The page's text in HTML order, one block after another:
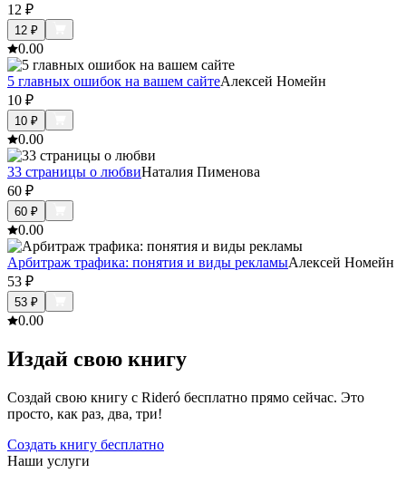
12 ₽
12 ₽
0.00
5 главных ошибок на вашем сайтеАлексей Номейн
10 ₽
10 ₽
0.00
33 страницы о любвиНаталия Пименова
60 ₽
60 ₽
0.00
Арбитраж трафика: понятия и виды рекламыАлексей Номейн
53 ₽
53 ₽
0.00
Издай свою книгу
Создай свою книгу с Rideró бесплатно прямо сейчас. Это
просто, как раз, два, три!
Создать книгу бесплатно
Наши услуги